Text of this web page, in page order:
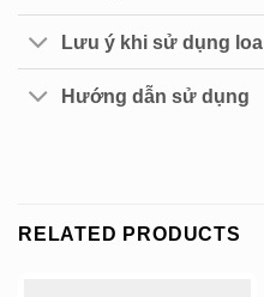
Lưu ý khi sử dụng loa
Hướng dẫn sử dụng
RELATED PRODUCTS